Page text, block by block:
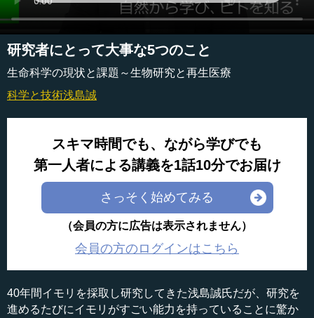
研究者にとって大事な5つのこと
生命科学の現状と課題～生物研究と再生医療
科学と技術浅島誠
スキマ時間でも、ながら学びでも
第一人者による講義を1話10分でお届け
さっそく始めてみる
（会員の方に広告は表示されません）
会員の方のログインはこちら
40年間イモリを採取し研究してきた浅島誠氏だが、研究を
進めるたびにイモリがすごい能力を持っていることに驚か